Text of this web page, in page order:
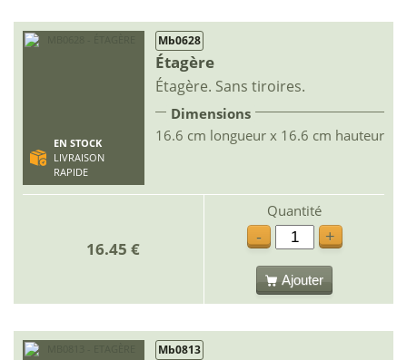
EN STOCK
LIVRAISON
RAPIDE
Mb0628
Étagère
Étagère. Sans tiroires.
Dimensions
16.6 cm longueur x 16.6 cm hauteur
16.45 €
Quantité
-
+
Ajouter
Mb0813